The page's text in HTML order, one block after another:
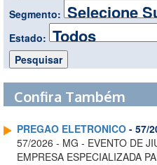
Segmento:
Estado:
Confira Também
PREGAO ELETRONICO - 57/
57/2026 - MG - EVENTO DE
EMPRESA ESPECIALIZADA